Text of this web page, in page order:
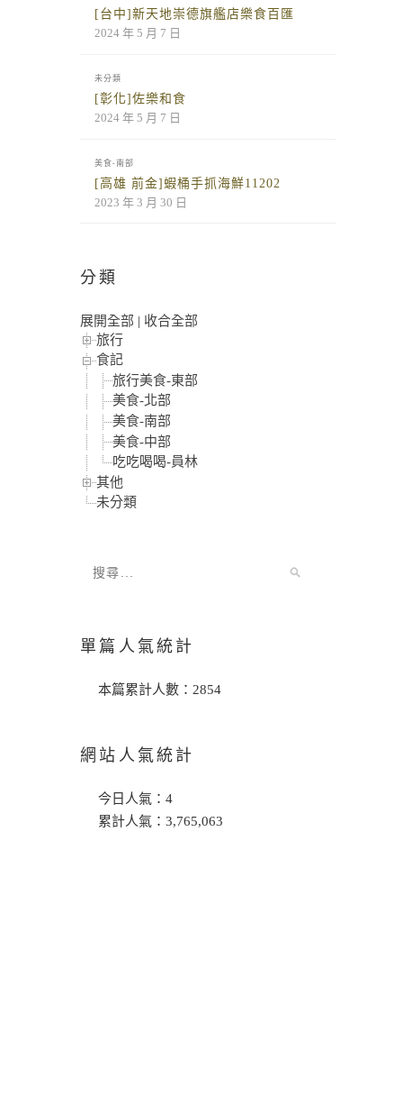
[台中]新天地崇德旗艦店樂食百匯
2024 年 5 月 7 日
未分類
[彰化]佐樂和食
2024 年 5 月 7 日
美食-南部
[高雄 前金]蝦桶手抓海鮮11202
2023 年 3 月 30 日
分類
展開全部 | 收合全部
旅行
食記
旅行美食-東部
美食-北部
美食-南部
美食-中部
吃吃喝喝-員林
其他
未分類
單篇人氣統計
本篇累計人數： 2854
網站人氣統計
今日人氣： 4
累計人氣： 3,765,063